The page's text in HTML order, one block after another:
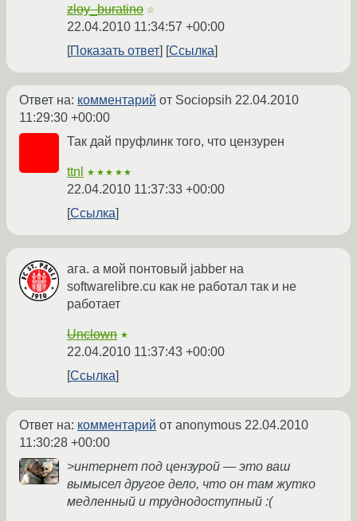
zloy_buratino ☆
22.04.2010 11:34:57 +00:00
Показать ответ
Ссылка
Ответ на: комментарий от Sociopsih 22.04.2010
11:29:30 +00:00
Так дай пруфлинк того, что цензурен
ttnl ★★★★★
22.04.2010 11:37:33 +00:00
Ссылка
ага. а мой понтовый jabber на
softwarelibre.cu как не работал так и не
работает
Unclown ★
22.04.2010 11:37:43 +00:00
Ссылка
Ответ на: комментарий от anonymous 22.04.2010
11:30:28 +00:00
>интернет под цензурой — это ваш
вымысел другое дело, что он там жутко
медленный и труднодоступный :(